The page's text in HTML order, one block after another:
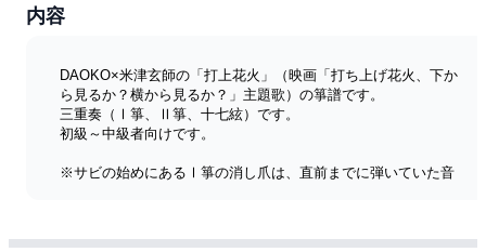
内容
DAOKO×米津玄師の「打上花火」（映画「打ち上げ花火、下か
ら見るか？横から見るか？」主題歌）の箏譜です。
三重奏（Ⅰ箏、Ⅱ箏、十七絃）です。
初級～中級者向けです。
※サビの始めにあるⅠ箏の消し爪は、直前までに弾いていた音